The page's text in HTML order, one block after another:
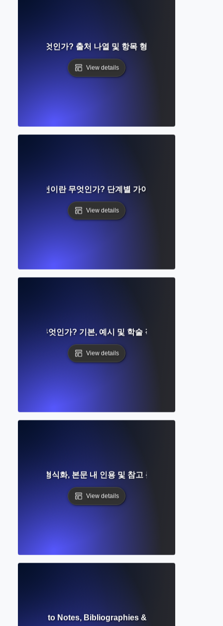
페이지란 무엇인가? 출처 나열 및 항목 형식을 위한 MLA 가이
View details
린 참고 문헌이란 무엇인가? 단계별 가이드와 예시 및 형식 팁
View details
인용이란 무엇인가? 기본, 예시 및 학술 작성을 위한 형식 설정
View details
엇인가요? 형식화, 본문 내 인용 및 참고 문헌 목록에 대한 완
View details
Guide to Notes, Bibliographies & Author-Date